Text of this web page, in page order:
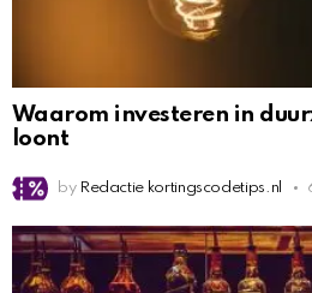
Waarom investeren in
loont
by Redactie kortingscodetips.nl